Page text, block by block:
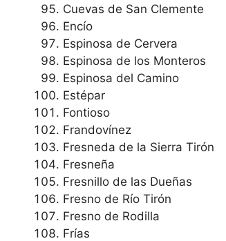
Cuevas de San Clemente
Encío
Espinosa de Cervera
Espinosa de los Monteros
Espinosa del Camino
Estépar
Fontioso
Frandovínez
Fresneda de la Sierra Tirón
Fresneña
Fresnillo de las Dueñas
Fresno de Río Tirón
Fresno de Rodilla
Frías